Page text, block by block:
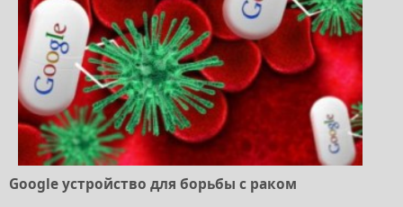
Google устройство для борьбы с раком